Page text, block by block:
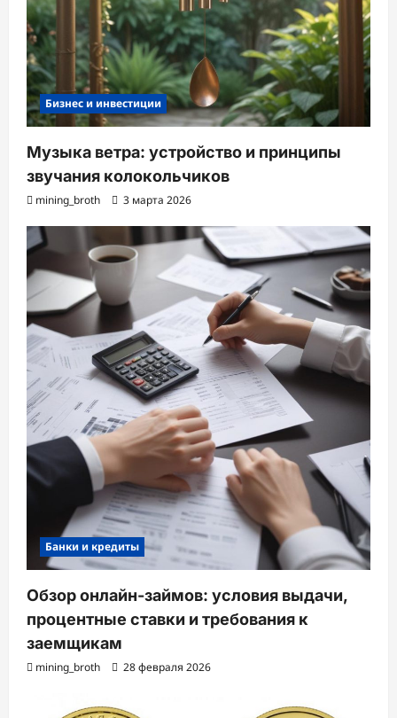
Бизнес и инвестиции
Музыка ветра: устройство и принципы
звучания колокольчиков
mining_broth 3 марта 2026
Банки и кредиты
Обзор онлайн-займов: условия выдачи,
процентные ставки и требования к
заемщикам
mining_broth 28 февраля 2026